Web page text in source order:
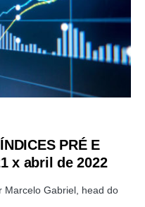
PRÉ E
x abril de 2022
Marcelo Gabriel, head do